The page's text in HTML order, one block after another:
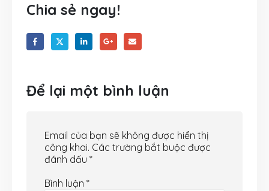
Chia sẻ ngay!
Để lại một bình luận
Email của bạn sẽ không được hiển thị
công khai. Các trường bắt buộc được
đánh dấu *
Bình luận *